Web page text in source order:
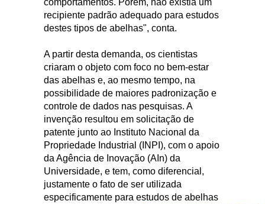
recipiente padrão adequado para estudos
destes tipos de abelhas", conta.
A partir desta demanda, os cientistas
criaram o objeto com foco no bem-estar
das abelhas e, ao mesmo tempo, na
possibilidade de maiores padronização e
controle de dados nas pesquisas. A
invenção resultou em solicitação de
patente junto ao Instituto Nacional da
Propriedade Industrial (INPI), com o apoio
da Agência de Inovação (AIn) da
Universidade, e tem, como diferencial,
justamente o fato de ser utilizada
especificamente para estudos de abelhas